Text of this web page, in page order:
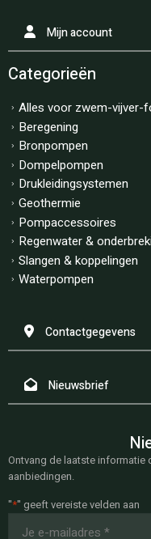
Mijn account
Categorieën
Alles voor zwem-vijver-
Beregening
Bronpompen
Dompelpompen
Drukleidingsystemen
Geothermie
Pompaccessoires
Regenwater &
Slangen & koppelingen
Waterpompen
Contactgegevens
Nieuwsbrief
Ontvang de laatste informatie
aanbiedingen.
"*" geeft vereiste velden aan